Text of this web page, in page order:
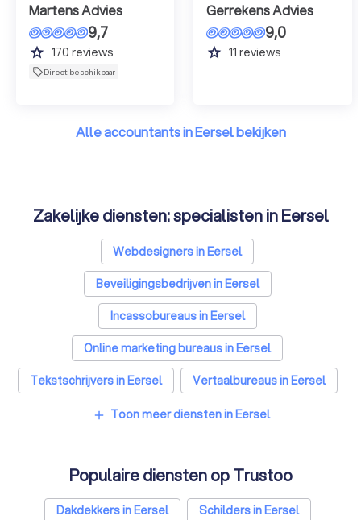
Martens Advies
9,7
grade 170 reviews
Direct beschikbaar
Gerrekens Advies
9,0
grade 11 reviews
Alle accountants in Eersel bekijken
Zakelijke diensten: specialisten in Eersel
Webdesigners in Eersel
Beveiligingsbedrijven in Eersel
Incassobureaus in Eersel
Online marketing bureaus in Eersel
Tekstschrijvers in Eersel
Vertaalbureaus in Eersel
SEO-specialisten in Eersel
Reclamebureaus in Eersel
add Toon meer diensten in Eersel
Populaire diensten op Trustoo
Dakdekkers in Eersel
Schilders in Eersel